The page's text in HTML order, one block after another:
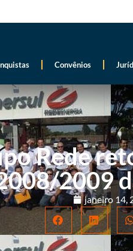
Convênios
Rede
2009
janeiro 14,